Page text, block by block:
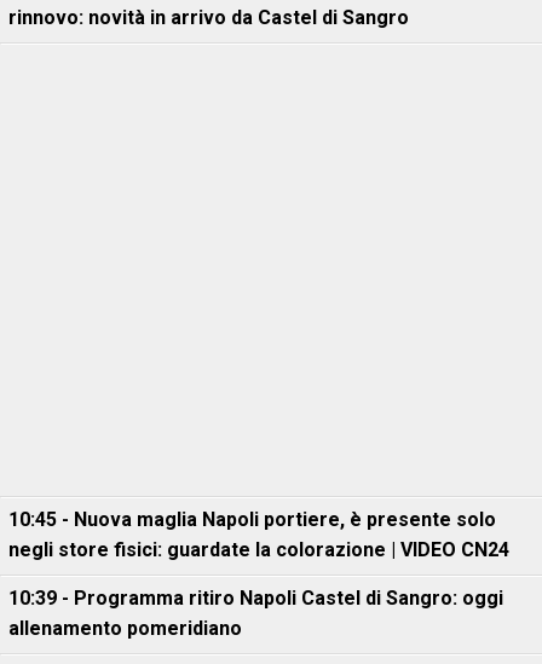
rinnovo: novità in arrivo da Castel di Sangro
10:45 - Nuova maglia Napoli portiere, è presente solo
negli store fisici: guardate la colorazione | VIDEO CN24
10:39 - Programma ritiro Napoli Castel di Sangro: oggi
allenamento pomeridiano